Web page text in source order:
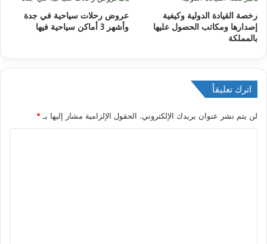
رخصة القيادة الدولية وكيفية
إصدارها ومكاتب الحصول عليها
بالمملكة
عروض رحلات سياحية في جدة
وأشهر 3 أماكن سياحية فيها
اترك تعليقاً
لن يتم نشر عنوان بريدك الإلكتروني. الحقول الإلزامية مشار إليها بـ *